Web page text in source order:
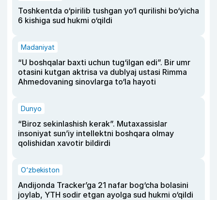
Toshkentda o‘pirilib tushgan yo‘l qurilishi bo‘yicha
6 kishiga sud hukmi o‘qildi
Madaniyat
“U boshqalar baxti uchun tug‘ilgan edi”. Bir umr
otasini kutgan aktrisa va dublyaj ustasi Rimma
Ahmedovaning sinovlarga to‘la hayoti
Dunyo
“Biroz sekinlashish kerak”. Mutaxassislar
insoniyat sun’iy intellektni boshqara olmay
qolishidan xavotir bildirdi
O‘zbekiston
Andijonda Tracker’ga 21 nafar bog‘cha bolasini
joylab, YTH sodir etgan ayolga sud hukmi o‘qildi